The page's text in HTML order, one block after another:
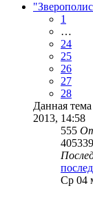
1
…
24
25
26
27
28
Данная
2013, 14:58
555
405339
Ср 04